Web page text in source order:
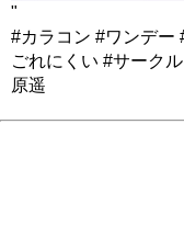
"
#カラコン #ワンデー
ごれにくい #サーク
原遥